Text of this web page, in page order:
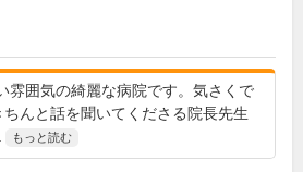
雰囲気の綺麗な病院です。気さくで
んと話を聞いてくださる院長先生
もっと読む